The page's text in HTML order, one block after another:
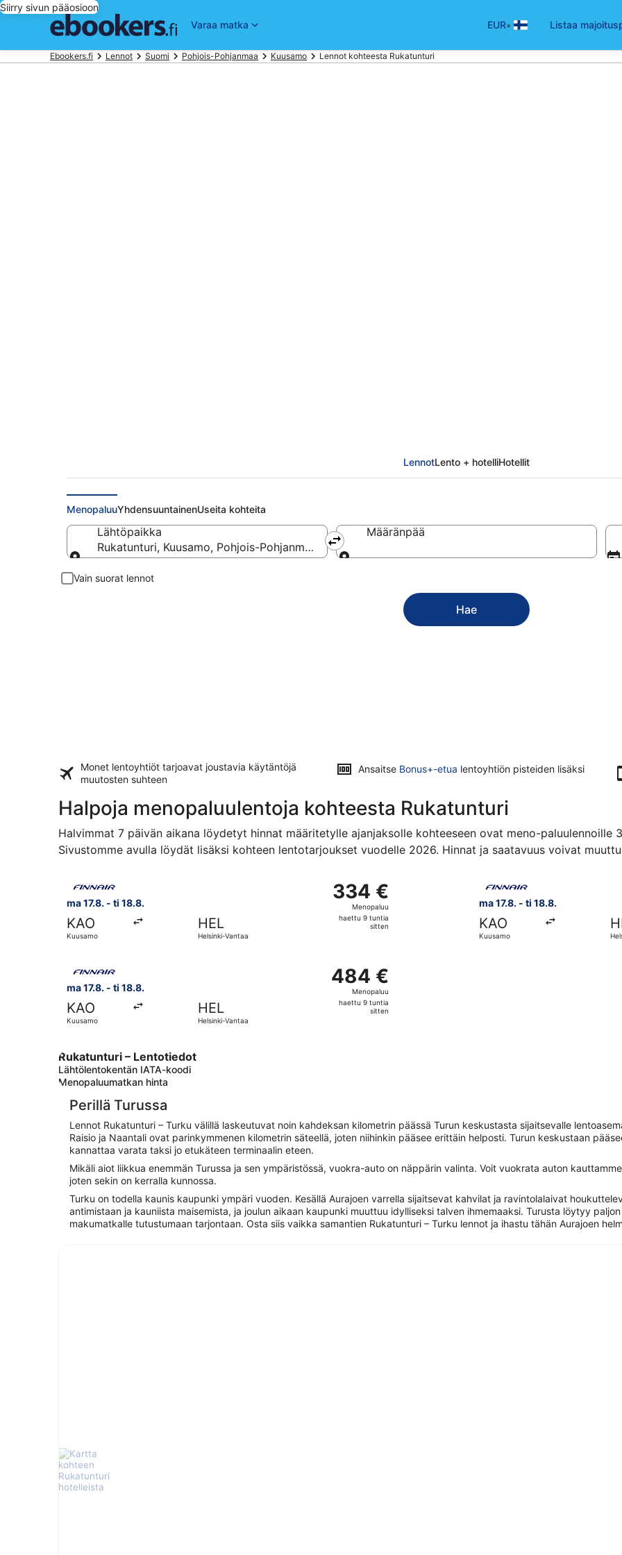
Siirry sivun pääosioon
Varaa matka
EUR• Listaa
Ebookers.fi Lennot Suomi Pohjois-Pohjanmaa Kuusamo Lennot kohteesta Rukatunturi
LennotLento + hotelliHotellit
MenopaluuYhdensuuntainenUseita kohteita
Lähtöpaikka
Rukatunturi, Kuusamo, Pohjois-Pohjanmaa, Suomi
Määränpää
Vain suorat lennot
Hae
Monet lentoyhtiöt tarjoavat joustavia käytäntöjä
muutosten suhteen
Ansaitse Bonus+-etua lentoyhtiön pisteiden lisäksi
Halpoja menopaluulentoja kohteesta Rukatunturi
Halvimmat 7 päivän aikana löydetyt hinnat määritetylle ajanjaksolle kohteeseen ovat meno-paluulennoille
Sivustomme avulla löydät lisäksi kohteen lentotarjoukset vuodelle 2026. Hinnat ja saatavuus voivat
ma 17.8. - ti 18.8.
KAO
Kuusamo
HEL
Helsinki-Vantaa
334 €
Menopaluu,
haettu
334 €
Menopaluu
haettu 9 tuntia
sitten
ma 17.8. - ti 18.8.
KAO
Kuusamo
ma 17.8. - ti 18.8.
KAO
Kuusamo
HEL
Helsinki-Vantaa
484 €
Menopaluu,
haettu
484 €
Menopaluu
haettu 9 tuntia
sitten
Rukatunturi – Lentotiedot
Lähtölentokentän IATA-koodi
Menopaluumatkan hinta
Perillä Turussa
Lennot Rukatunturi – Turku välillä laskeutuvat noin kahdeksan kilometrin päässä Turun keskustasta sijaitsevalle
Raisio ja Naantali ovat parinkymmenen kilometrin säteellä, joten niihinkin pääsee erittäin helposti. Turun keskustaan
kannattaa varata taksi jo etukäteen terminaalin eteen.
Mikäli aiot liikkua enemmän Turussa ja sen ympäristössä, vuokra-auto on näppärin valinta. Voit vuokrata auton
joten sekin on kerralla kunnossa.
Turku on todella kaunis kaupunki ympäri vuoden. Kesällä Aurajoen varrella sijaitsevat kahvilat ja ravintolalaivat
antimistaan ja kauniista maisemista, ja joulun aikaan kaupunki muuttuu idylliseksi talven ihmemaaksi. Turusta löytyy
makumatkalle tutustumaan tarjontaan. Osta siis vaikka samantien Rukatunturi – Turku lennot ja ihastu tähän Aurajoen